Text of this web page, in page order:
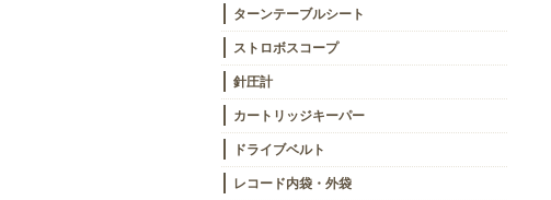
ターンテーブルシート
ストロボスコープ
針圧計
カートリッジキーパー
ドライブベルト
レコード内袋・外袋